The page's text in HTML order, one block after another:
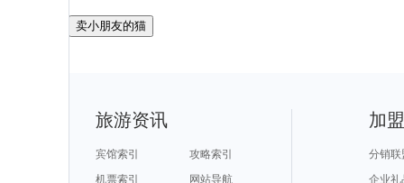
卖小朋友的猫
旅游资讯
宾馆索引
攻略索引
机票索引
网站导航
加
分销联
企业礼